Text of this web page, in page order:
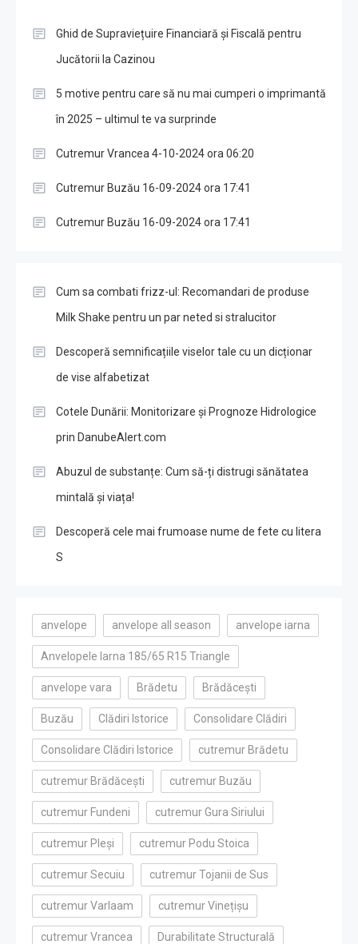
Ghid de Supraviețuire Financiară și Fiscală pentru
Jucătorii la Cazinou
5 motive pentru care să nu mai cumperi o imprimantă
în 2025 – ultimul te va surprinde
Cutremur Vrancea 4-10-2024 ora 06:20
Cutremur Buzău 16-09-2024 ora 17:41
Cutremur Buzău 16-09-2024 ora 17:41
Cum sa combati frizz-ul: Recomandari de produse
Milk Shake pentru un par neted si stralucitor
Descoperă semnificațiile viselor tale cu un dicționar
de vise alfabetizat
Cotele Dunării: Monitorizare și Prognoze Hidrologice
prin DanubeAlert.com
Abuzul de substanțe: Cum să-ți distrugi sănătatea
mintală și viața!
Descoperă cele mai frumoase nume de fete cu litera
S
anvelope anvelope all season anvelope iarna
Anvelopele Iarna 185/65 R15 Triangle
anvelope vara Brădetu Brădăcești
Buzău Clădiri Istorice Consolidare Clădiri
Consolidare Clădiri Istorice cutremur Brădetu
cutremur Brădăcești cutremur Buzău
cutremur Fundeni cutremur Gura Siriului
cutremur Pleși cutremur Podu Stoica
cutremur Secuiu cutremur Tojanii de Sus
cutremur Varlaam cutremur Vinețișu
cutremur Vrancea Durabilitate Structurală